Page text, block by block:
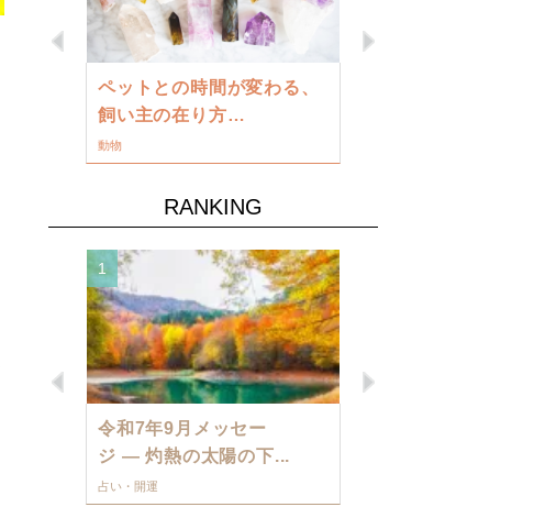
Previous
ペットとの時間が変わる、
飼い主の在り方…
動物
RANKING
Previous
1
令和7年9月メッセー
ジ — 灼熱の太陽の下...
占い・開運